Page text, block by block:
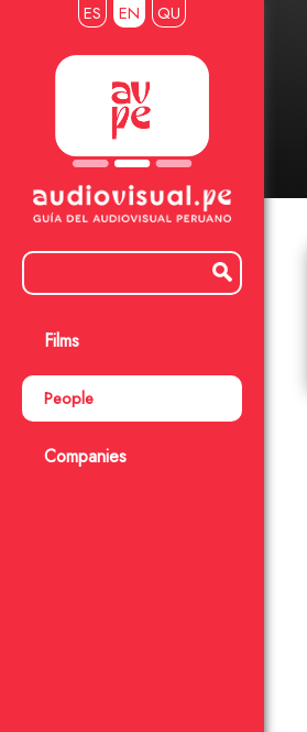
ES EN QU
Films
People
Companies